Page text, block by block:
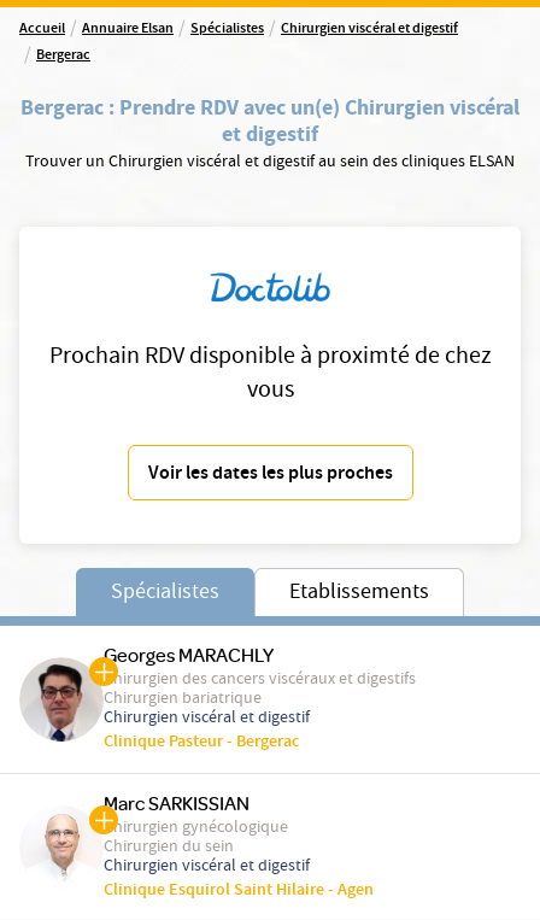
Accueil / Annuaire Elsan / Spécialistes / Chirurgien viscéral et digestif
/ Bergerac
Bergerac : Prendre RDV avec un(e) Chirurgien viscéral
et digestif
Trouver un Chirurgien viscéral et digestif au sein des cliniques ELSAN
Prochain RDV disponible à proximté de chez
vous
Voir les dates les plus proches
Spécialistes Etablissements
Georges MARACHLY
Chirurgien des cancers viscéraux et digestifs
Chirurgien bariatrique
Chirurgien viscéral et digestif
Clinique Pasteur - Bergerac
Marc SARKISSIAN
Chirurgien gynécologique
Chirurgien du sein
Chirurgien viscéral et digestif
Clinique Esquirol Saint Hilaire - Agen